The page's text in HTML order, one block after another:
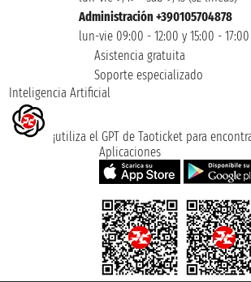
Administración +390105704878
lun-vie 09:00 - 12:00 y 15:00 - 17:00
Asistencia gratuita
Soporte especializado
Inteligencia Artificial
¡utiliza el GPT de Taoticket para
Aplicaciones